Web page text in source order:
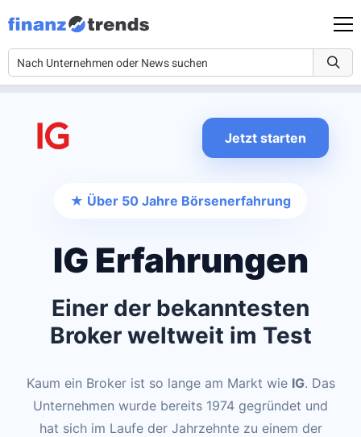
Jetzt starten
★ Über 50 Jahre Börsenerfahrung
IG Erfahrungen
Einer der bekanntesten
Broker weltweit im Test
Kaum ein Broker ist so lange am Markt wie IG. Das
Unternehmen wurde bereits 1974 gegründet und
hat sich im Laufe der Jahrzehnte zu einem der